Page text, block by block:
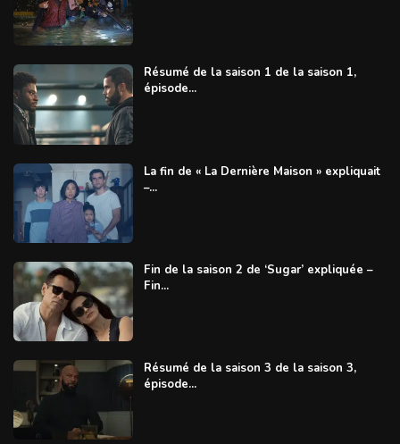
Résumé de la saison 1 de la saison 1,
épisode...
La fin de « La Dernière Maison » expliquait
–...
Fin de la saison 2 de ‘Sugar’ expliquée –
Fin...
Résumé de la saison 3 de la saison 3,
épisode...